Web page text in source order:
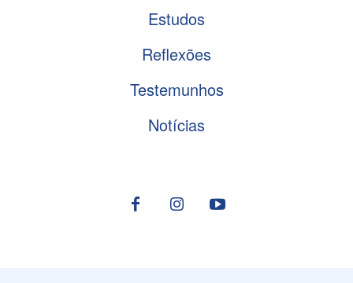
Estudos
Reflexões
Testemunhos
Notícias